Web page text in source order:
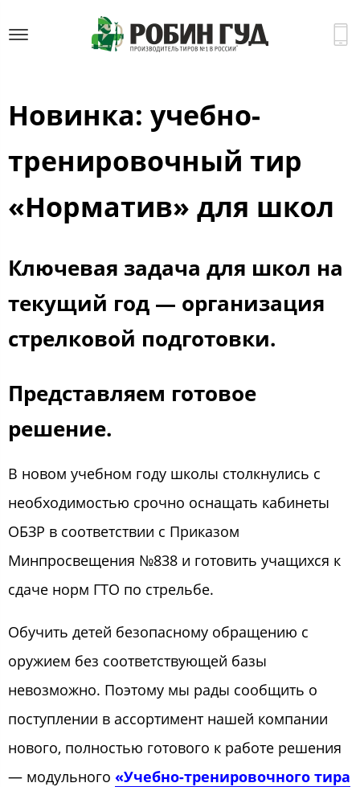
Новинка: учебно-
тренировочный тир
«Норматив» для школ
Ключевая задача для школ на
текущий год — организация
стрелковой подготовки.
Представляем готовое
решение.
В новом учебном году школы столкнулись с
необходимостью срочно оснащать кабинеты
ОБЗР в соответствии с Приказом
Минпросвещения №838 и готовить учащихся к
сдаче норм ГТО по стрельбе.
Обучить детей безопасному обращению с
оружием без соответствующей базы
невозможно. Поэтому мы рады сообщить о
поступлении в ассортимент нашей компании
нового, полностью готового к работе решения
— модульного «Учебно-тренировочного тира